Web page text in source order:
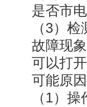
是否市
（3）
故障现
可以打
可能原
（1）